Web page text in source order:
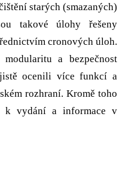
starých (smazaných)
takové úlohy řešeny
cronových úloh.
a bezpečnost
ocenili více funkcí a
rozhraní. Kromě toho
k vydání a informace v